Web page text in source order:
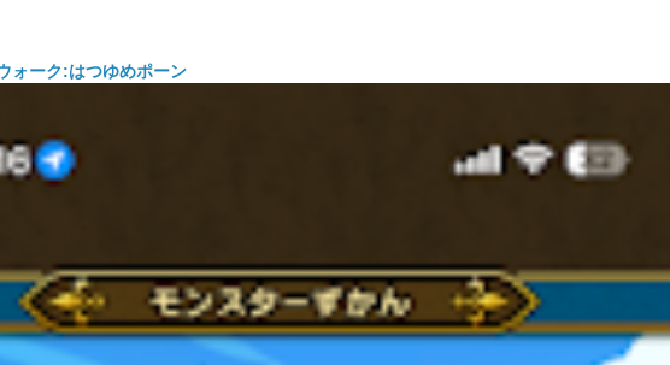
ォーク:はつゆめポーン